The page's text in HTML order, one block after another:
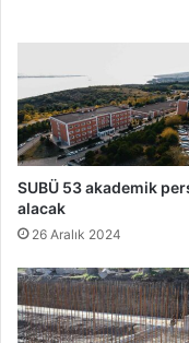
SUBÜ 53 akademik
alacak
26 Aralık 2024